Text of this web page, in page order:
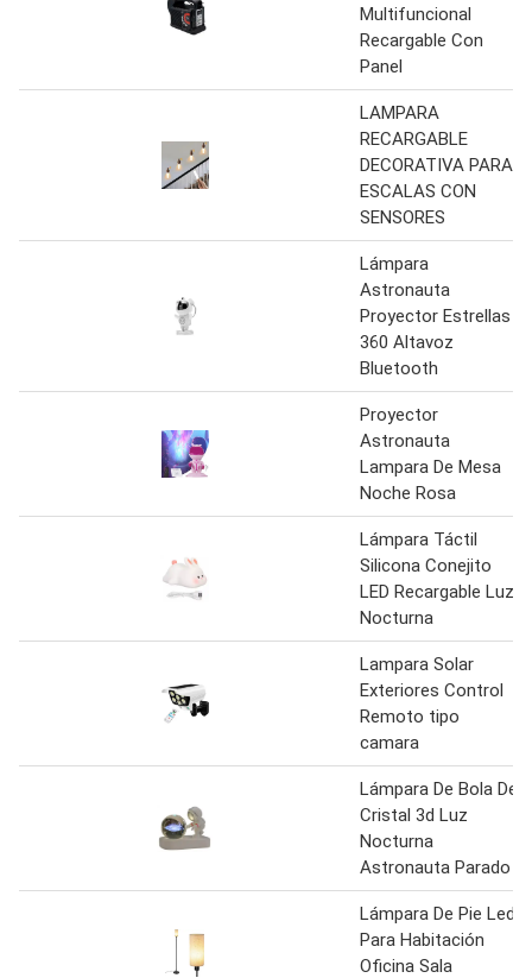
Multifuncional
Recargable Con
Panel
LAMPARA
RECARGABLE
DECORATIVA PARA
ESCALAS CON
SENSORES
Lámpara
Astronauta
Proyector Estrellas
360 Altavoz
Bluetooth
Proyector
Astronauta
Lampara De Mesa
Noche Rosa
Lámpara Táctil
Silicona Conejito
LED Recargable Luz
Nocturna
Lampara Solar
Exteriores Control
Remoto tipo
camara
Lámpara De Bola De
Cristal 3d Luz
Nocturna
Astronauta Parado
Lámpara De Pie Led
Para Habitación
Oficina Sala